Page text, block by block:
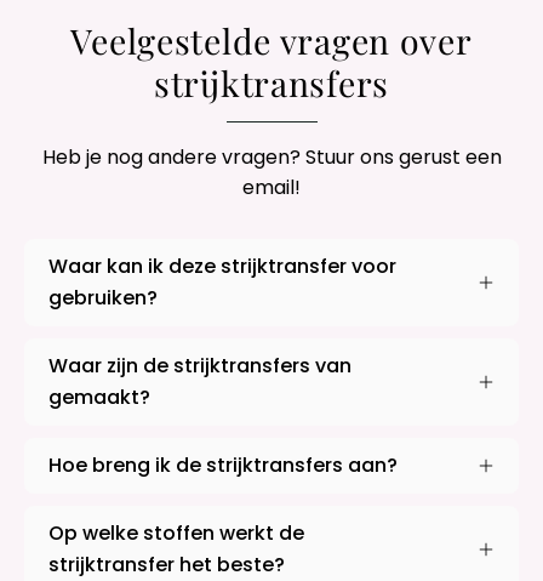
Veelgestelde vragen over
strijktransfers
Heb je nog andere vragen? Stuur ons gerust een
email!
Waar kan ik deze strijktransfer voor
gebruiken?
Waar zijn de strijktransfers van
gemaakt?
Hoe breng ik de strijktransfers aan?
Op welke stoffen werkt de
strijktransfer het beste?